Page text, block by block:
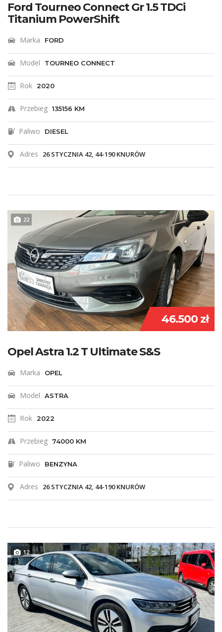
Ford Tourneo Connect Gr 1.5 TDCi
Titanium PowerShift
Marka FORD
Model TOURNEO CONNECT
Rok 2020
Przebieg 135156 KM
Paliwo DIESEL
Adres 26 STYCZNIA 42, 44-190 KNURÓW
22
46.500 zł
Opel Astra 1.2 T Ultimate S&S
Marka OPEL
Model ASTRA
Rok 2022
Przebieg 74000 KM
Paliwo BENZYNA
Adres 26 STYCZNIA 42, 44-190 KNURÓW
12